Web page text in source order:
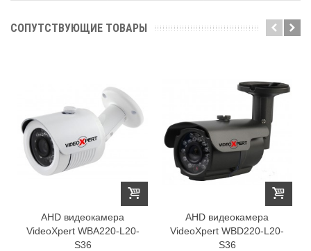
СОПУТСТВУЮЩИЕ ТОВАРЫ
AHD видеокамера
VideoXpert WBA220-L20-
S36
AHD видеокамера
VideoXpert WBD220-L20-
S36